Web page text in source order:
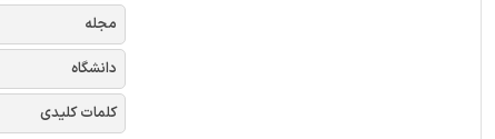
مجله
دانشگاه
کلمات کلیدی